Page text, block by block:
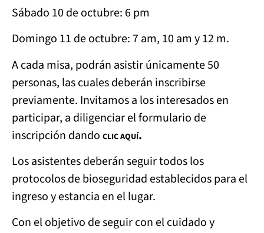
Sábado 10 de octubre: 6 pm
Domingo 11 de octubre: 7 am, 10 am y 12 m.
A cada misa, podrán asistir únicamente 50
personas, las cuales deberán inscribirse
previamente. Invitamos a los interesados en
participar, a diligenciar el formulario de
inscripción dando CLIC AQUÍ.
Los asistentes deberán seguir todos los
protocolos de bioseguridad establecidos para el
ingreso y estancia en el lugar.
Con el objetivo de seguir con el cuidado y